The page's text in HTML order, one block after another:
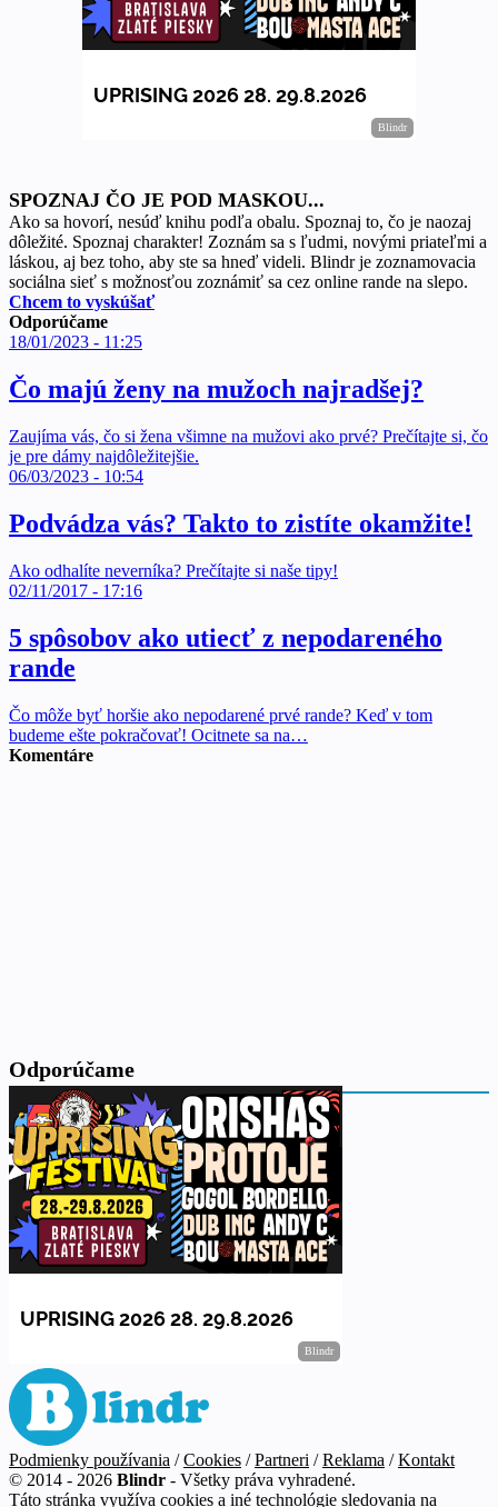
SPOZNAJ ČO JE POD MASKOU...
Ako sa hovorí, nesúď knihu podľa obalu. Spoznaj to, čo je naozaj
dôležité. Spoznaj charakter! Zoznám sa s ľudmi, novými priateľmi a
láskou, aj bez toho, aby ste sa hneď videli. Blindr je zoznamovacia
sociálna sieť s možnosťou zoznámiť sa cez online rande na slepo.
Chcem to vyskúšať
Odporúčame
18/01/2023 - 11:25
Čo majú ženy na mužoch najradšej?
Zaujíma vás, čo si žena všimne na mužovi ako prvé? Prečítajte si, čo
je pre dámy najdôležitejšie.
06/03/2023 - 10:54
Podvádza vás? Takto to zistíte okamžite!
Ako odhalíte neverníka? Prečítajte si naše tipy!
02/11/2017 - 17:16
5 spôsobov ako utiecť z nepodareného
rande
Čo môže byť horšie ako nepodarené prvé rande? Keď v tom
budeme ešte pokračovať! Ocitnete sa na…
Komentáre
Odporúčame
Podmienky používania / Cookies / Partneri / Reklama / Kontakt
© 2014 - 2026 Blindr - Všetky práva vyhradené.
Táto stránka využíva cookies a iné technológie sledovania na